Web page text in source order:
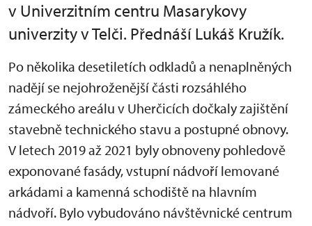
v Univerzitním centru Masarykovy
univerzity v Telči. Přednáší Lukáš Kružík.
Po několika desetiletích odkladů a nenaplněných
nadějí se nejohroženější části rozsáhlého
zámeckého areálu v Uherčicích dočkaly zajištění
stavebně technického stavu a postupné obnovy.
V letech 2019 až 2021 byly obnoveny pohledově
exponované fasády, vstupní nádvoří lemované
arkádami a kamenná schodiště na hlavním
nádvoří. Bylo vybudováno návštěvnické centrum